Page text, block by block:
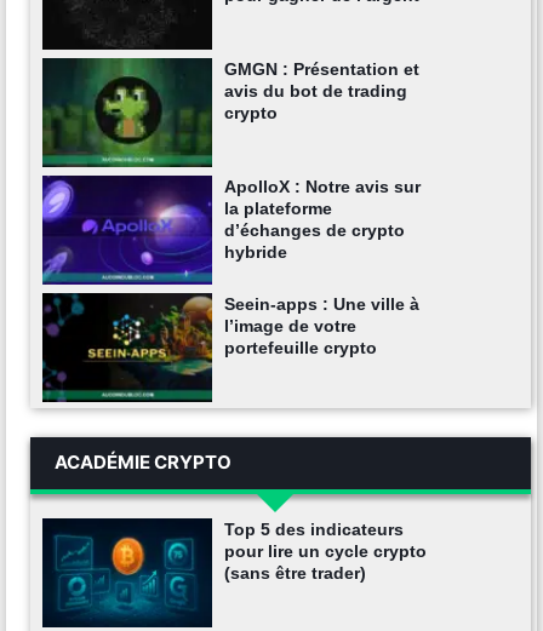
GMGN : Présentation et
avis du bot de trading
crypto
ApolloX : Notre avis sur
la plateforme
d’échanges de crypto
hybride
Seein-apps : Une ville à
l’image de votre
portefeuille crypto
ACADÉMIE CRYPTO
Top 5 des indicateurs
pour lire un cycle crypto
(sans être trader)